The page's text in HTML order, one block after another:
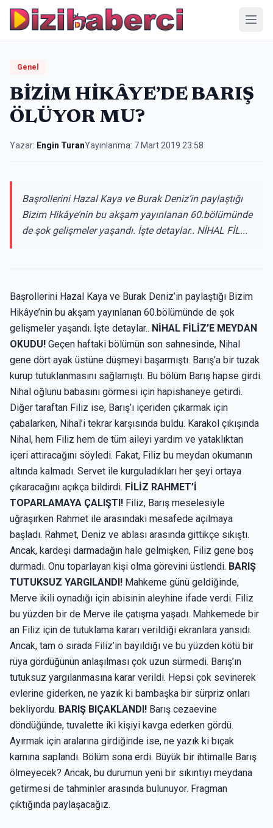
Genel
BİZİM HİKÂYE’DE BARIŞ
ÖLÜYOR MU?
Yazar: Engin TuranYayınlanma: 7 Mart 2019 23:58
Başrollerini Hazal Kaya ve Burak Deniz’in paylaştığı
Bizim Hikâye’nin bu akşam yayınlanan 60.bölümünde
de şok gelişmeler yaşandı. İşte detaylar.. NİHAL FİL...
Başrollerini Hazal Kaya ve Burak Deniz’in paylaştığı Bizim
Hikâye’nin bu akşam yayınlanan 60.bölümünde de şok
gelişmeler yaşandı. İşte detaylar.. NİHAL FİLİZ’E MEYDAN
OKUDU! Geçen haftaki bölümün son sahnesinde, Nihal
gene dört ayak üstüne düşmeyi başarmıştı. Barış’a bir tuzak
kurup tutuklanmasını sağlamıştı. Bu bölüm Barış hapse girdi.
Nihal oğlunu babasını görmesi için hapishaneye getirdi.
Diğer taraftan Filiz ise, Barış’ı içeriden çıkarmak için
çabalarken, Nihal’i tekrar karşısında buldu. Karakol çıkışında
Nihal, hem Filiz hem de tüm aileyi yardım ve yataklıktan
içeri attıracağını söyledi. Fakat, Filiz bu meydan okumanın
altında kalmadı. Servet ile kurguladıkları her şeyi ortaya
çıkaracağını açıkça bildirdi. FİLİZ RAHMET’İ
TOPARLAMAYA ÇALIŞTI! Filiz, Barış meselesiyle
uğraşırken Rahmet ile arasındaki mesafede açılmaya
başladı. Rahmet, Deniz ve ablası arasında gittikçe sıkıştı.
Ancak, kardeşi darmadağın hale gelmişken, Filiz gene boş
durmadı. Onu toparlayan kişi olma görevini üstlendi. BARIŞ
TUTUKSUZ YARGILANDI! Mahkeme günü geldiğinde,
Merve ikili oynadığı için abisinin aleyhine ifade verdi. Filiz
bu yüzden bir de Merve ile çatışma yaşadı. Mahkemede bir
an Filiz için de tutuklama kararı verildiği ekranlara yansıdı.
Ancak, tam o sırada Filiz’in bayıldığı ve bu yüzden kötü bir
rüya gördüğünün anlaşılması çok uzun sürmedi. Barış’ın
tutuksuz yargılanmasına karar verildi. Hepsi çok sevinerek
evlerine giderken, ne yazık ki bambaşka bir sürpriz onları
bekliyordu. BARIŞ BIÇAKLANDI! Barış cezaevine
döndüğünde, tuvalette iki kişiyi kavga ederken gördü.
Ayırmak için aralarına girdiğinde ise, ne yazık ki bıçak
karnına saplandı. Bölüm sona erdi. Büyük bir ihtimalle Barış
ölmeyecek? Ancak, bu durumun yeni bir sıkıntıyı meydana
getirmesi de tahminler arasında bulunuyor. Fragman
çıktığında paylaşacağız.